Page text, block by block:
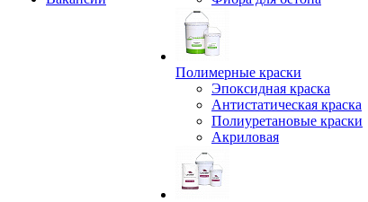
Полимерные краски
Эпоксидная краска
Антистатическая краска
Полиуретановые краски
Акриловая